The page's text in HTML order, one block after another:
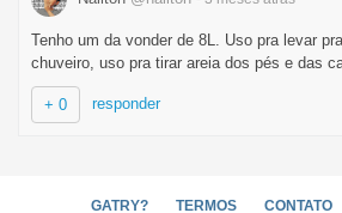
Tenho um da vonder de 8L. Uso pra levar
chuveiro, uso pra tirar areia dos pés e das
+ 0 responder
GATRY? TERMOS CONTATO